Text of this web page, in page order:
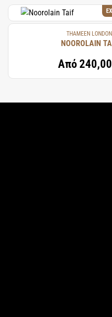
THAMEEN LONDON
NOOROLAIN
Από